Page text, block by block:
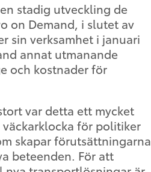
stadig utveckling de
on Demand, i slutet av
sin verksamhet i januari
annat utmanande
och kostnader för
var detta ett mycket
för politiker
skapar förutsättningarna
beteenden. För att